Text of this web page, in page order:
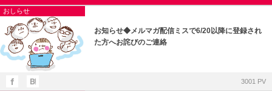
おしらせ
お知らせ◆メルマガ配信ミスで6/20以降に登録され
た方へお詫びのご連絡
3001 PV